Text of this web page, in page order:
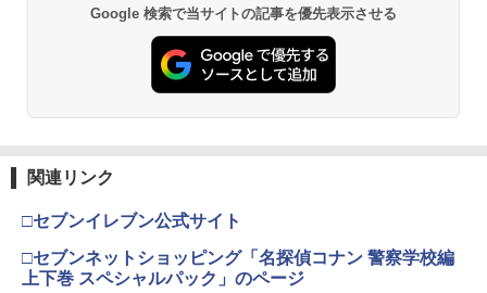
Google 検索で当サイトの記事を優先表示させる
関連リンク
□セブンイレブン公式サイト
□セブンネットショッピング「名探偵コナン 警察学校編
上下巻 スペシャルパック」のページ